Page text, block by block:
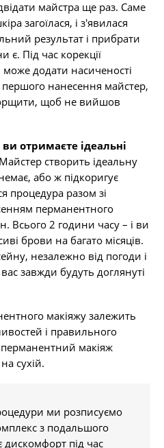
майстра ще раз. Саме
загоїлася, і з'явилася
результат і прибрати
є. Під час корекції
може додати насиченості
першого нанесення майстер,
щоб не вийшов
отримаєте ідеальні
Майстер створить ідеальну
або ж підкоригує
процедура разом зі
перманентного
Всього 2 години часу – і ви
брови на багато місяців.
незалежно від погоди і
завжди будуть доглянуті
макіяжу залежить
і правильного
макіяж
сухій.
ми розписуємо
з подальшого
дискомфорт під час